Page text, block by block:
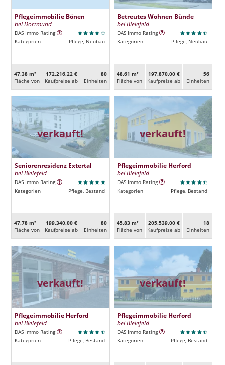
Pflegeimmobilie Bönen
bei Dortmund
DAS Immo Rating
Kategorien
Pflege, Neubau
47,38 m²
Fläche von
172.216,22 €
Kaufpreise ab
80
Ein­heiten
Betreutes Wohnen Bünde
bei Bielefeld
DAS Immo Rating
Kategorien
Pflege, Neubau
48,61 m²
Fläche von
197.870,00 €
Kaufpreise ab
56
Ein­heiten
verkauft!
Seniorenresidenz Extertal
bei Bielefeld
DAS Immo Rating
Kategorien
Pflege, Bestand
47,78 m²
Fläche von
199.340,00 €
Kaufpreise ab
80
Ein­heiten
verkauft!
Pflegeimmobilie Herford
bei Bielefeld
DAS Immo Rating
Kategorien
Pflege, Bestand
45,83 m²
Fläche von
205.539,00 €
Kaufpreise ab
18
Ein­heiten
verkauft!
Pflegeimmobilie Herford
bei Bielefeld
DAS Immo Rating
Kategorien
Pflege, Bestand
verkauft!
Pflegeimmobilie Herford
bei Bielefeld
DAS Immo Rating
Kategorien
Pflege, Bestand